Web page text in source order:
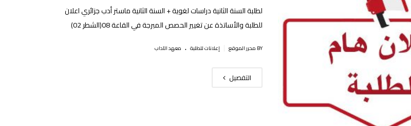
لطلبة السنة الثانية دراسات لغوية + السنة الثانية ماستر أدب جزائري اعلان
للطلبة والأساتذة عن تغيير الحصص المبرجة في القاعة 08(الشطر 02)
BY محرر الموقع إعلانات للطلبة . معهد الآداب
التفصيل